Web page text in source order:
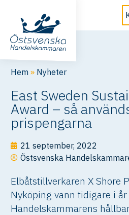
Hem » Nyheter
East Sweden
Award – så
prispengarna
21 september, 2022
Östsvenska
Elbåtstillverkaren X Shore
Nyköping vann tidigare i år
Handelskammarens